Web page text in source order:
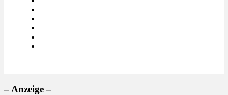
– Anzeige –